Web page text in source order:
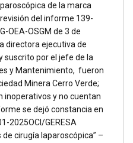
de la marca
revisión del informe 139-
OEA-OSGM de 3 de
directora ejecutiva de
suscrito por el jefe de la
y Mantenimiento, fueron
Minera Cerro Verde;
inoperativos y no cuentan
se dejó constancia en
2025OCI/GERESA
cirugía laparoscópica” –